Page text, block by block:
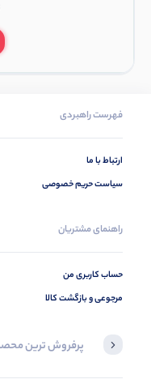
فهرست راهبردی
ارتباط با ما
سیاست حریم خصوصی
راهنمای مشتریان
حساب کاربری من
مرجوعی و بازگشت کالا
پرفروش ترین